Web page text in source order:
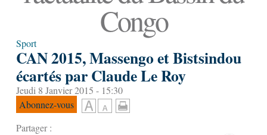
Congo
Sport
CAN 2015, Massengo et Bistsindou
écartés par Claude Le Roy
Jeudi 8 Janvier 2015 - 15:30
Abonnez-vous
Partager :